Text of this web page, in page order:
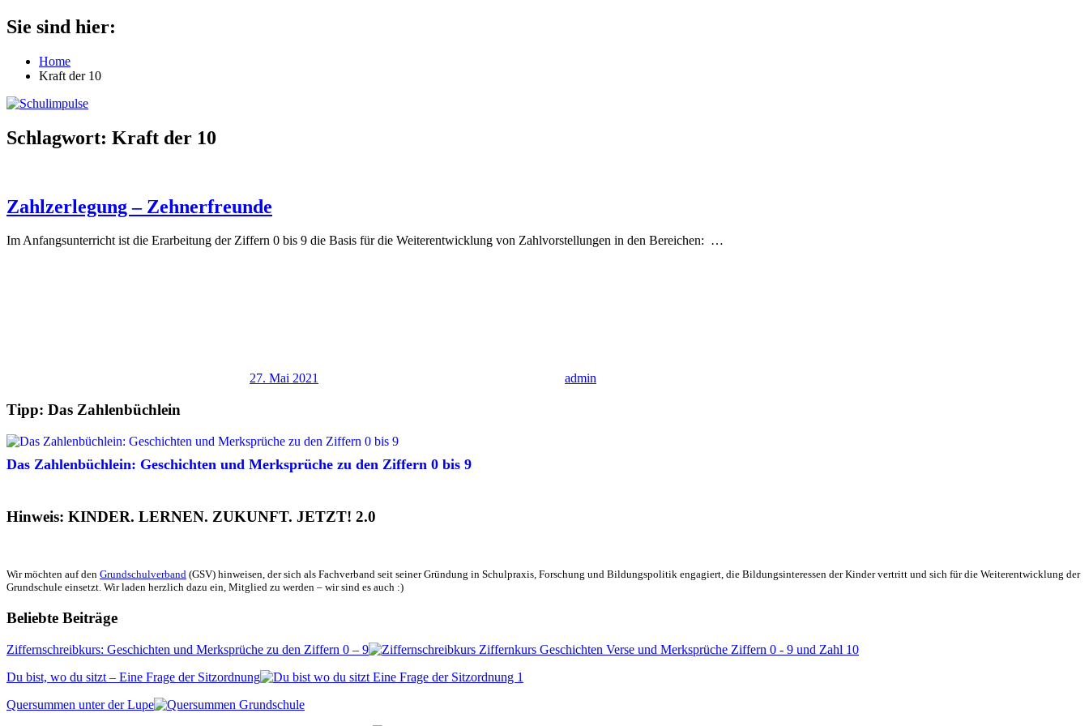
Zum
Inhalt
Schulimpulse
für
Grundschule
Sie sind hier:
Home
Kraft der 10
Schlagwort: Kraft der 10
Zahlzerlegung – Zehnerfreunde
Im Anfangsunterricht ist die Erarbeitung der Ziffern 0 bis 9 die Basis für die Weiterentwicklung von Zahlvorstellungen in den Bereichen: …
27. Mai 2021 admin
Tipp: Das Zahlenbüchlein
Das Zahlenbüchlein: Geschichten und Merksprüche zu den Ziffern 0 bis 9
Hinweis: KINDER. LERNEN. ZUKUNFT. JETZT! 2.0
Wir möchten auf den Grundschulverband (GSV) hinweisen, der sich als Fachverband seit seiner Gründung in Schulpraxis, Forschung und Bildungspolitik engagiert, die Bildungsinteressen der Kinder vertritt und sich für die Weiterentwicklung der
Grundschule einsetzt. Wir laden herzlich dazu ein, Mitglied zu werden – wir sind es auch :)
Beliebte Beiträge
Ziffernschreibkurs: Geschichten und Merksprüche zu den Ziffern 0 – 9
Du bist, wo du sitzt – Eine Frage der Sitzordnung
Quersummen unter der Lupe